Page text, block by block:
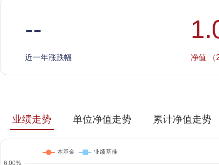
--
近一年涨跌幅 净值 （
业绩走势 单位净值走势 累计净值走势